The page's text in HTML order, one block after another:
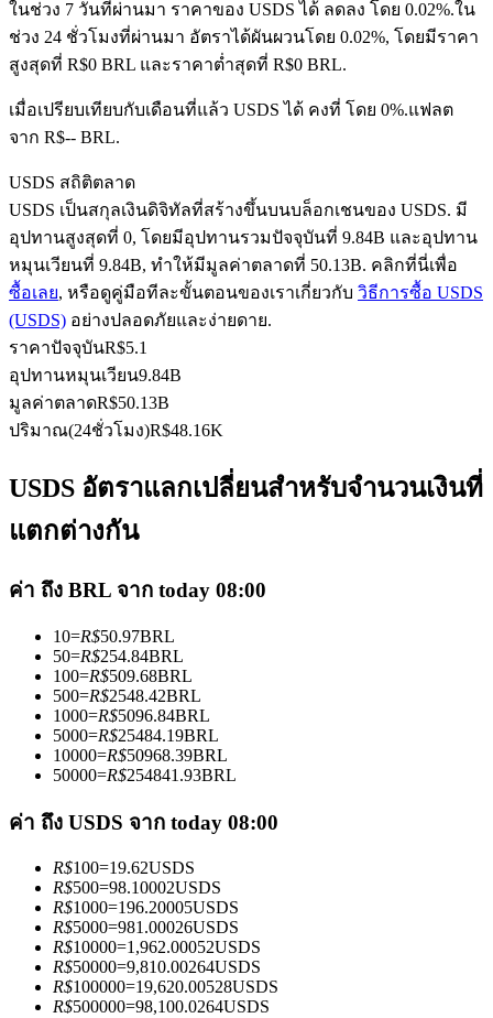
ฟิวเจอร์สที่ใช้ USDC เป็นหลักประกัน
คัดลอกการซื้อขาย
เข้าร่วมกับเทรดเดอร์ชั้นนำ
เป็นเทรดเดอร์คัดลอก
เพลิดเพลินกับการแบ่งปันผลกำไรและค่าคอมมิชชั่นการคัด
ลอกการซื้อขาย
ข้อมูล
การวิเคราะห์ข้อมูลขนาดใหญ่ รวมถึงข้อมูลการค้า ฯลฯ
ในช่วง 7 วันที่ผ่านมา ราคาของ USDS ได้ ลดลง โดย 0.02%.ใน
ช่วง 24 ชั่วโมงที่ผ่านมา อัตราได้ผันผวนโดย 0.02%, โดยมีราคา
สูงสุดที่ R$0 BRL และราคาต่ำสุดที่ R$0 BRL.
เมื่อเปรียบเทียบกับเดือนที่แล้ว USDS ได้ คงที่ โดย 0%.แฟลต
จาก R$-- BRL.
USDS สถิติตลาด
USDS เป็นสกุลเงินดิจิทัลที่สร้างขึ้นบนบล็อกเชนของ USDS. มี
อุปทานสูงสุดที่ 0, โดยมีอุปทานรวมปัจจุบันที่ 9.84B และอุปทาน
หมุนเวียนที่ 9.84B, ทำให้มีมูลค่าตลาดที่ 50.13B. คลิกที่นี่เพื่อ
ซื้อเลย, หรือดูคู่มือทีละขั้นตอนของเราเกี่ยวกับ วิธีการซื้อ USDS
(USDS) อย่างปลอดภัยและง่ายดาย.
ราคาปัจจุบันR$5.1
อุปทานหมุนเวียน9.84B
มูลค่าตลาดR$50.13B
ปริมาณ(24ชั่วโมง)R$48.16K
USDS อัตราแลกเปลี่ยนสำหรับจำนวนเงินที่
แตกต่างกัน
ค่า ถึง BRL จาก today 08:00
10=R$50.97BRL
50=R$254.84BRL
100=R$509.68BRL
500=R$2548.42BRL
1000=R$5096.84BRL
5000=R$25484.19BRL
10000=R$50968.39BRL
50000=R$254841.93BRL
ค่า ถึง USDS จาก today 08:00
R$100=19.62USDS
R$500=98.10002USDS
R$1000=196.20005USDS
R$5000=981.00026USDS
R$10000=1,962.00052USDS
R$50000=9,810.00264USDS
R$100000=19,620.00528USDS
R$500000=98,100.0264USDS